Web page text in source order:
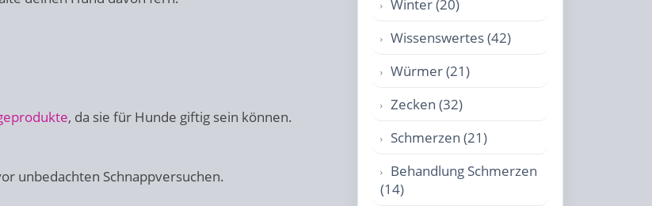
, da sie für Hunde giftig sein können.
unbedachten Schnappversuchen.
Winter (20)
Wissenswertes (42)
Würmer (21)
Zecken (32)
Schmerzen (21)
Behandlung Schmerzen
(14)